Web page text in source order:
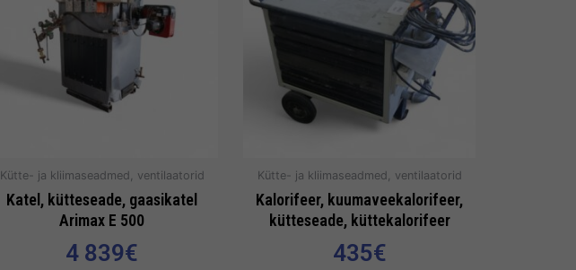
Kütte- ja kliimaseadmed, ventilaatorid
Katel, kütteseade, gaasikatel
Arimax E 500
4 839€
Kütte- ja kliimaseadmed, ventilaatorid
Kalorifeer, kuumaveekalorifeer,
kütteseade, küttekalorifeer
435€